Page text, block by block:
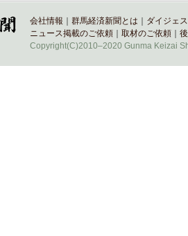
会社情報 群馬経済新聞とは
ダイジェ
ニュース掲載のご依頼
取材のご依頼
Copyright(C)2010–2020 Gunma Keizai